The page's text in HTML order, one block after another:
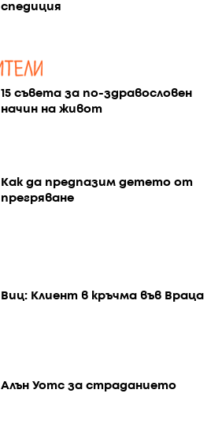
спедиция
15 съвета за по-здравословен
начин на живот
Как да предпазим детето от
прегряване
Виц: Клиент в кръчма във Враца
Алън Уотс за страданието